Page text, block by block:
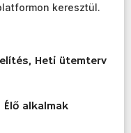
keresztül.
Heti ütemterv
alkalmak